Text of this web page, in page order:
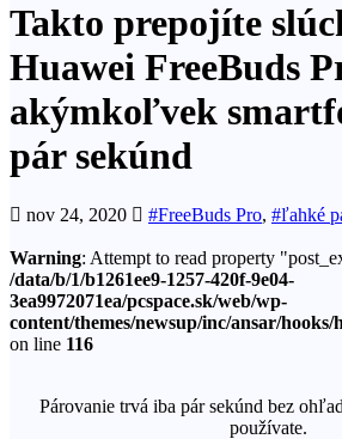
Takto prepojíte
Huawei FreeBuds
akýmkoľvek
pár sekúnd
nov 24, 2020 #FreeBuds Pro, #ľahké
Warning: Attempt to read property
/data/b/1/b1261ee9-1257-420f-9e04-
3ea9972071ea/pcspace.sk/web/wp-
content/themes/newsup/inc/ansar/
on line 116
Párovanie trvá iba pár sekúnd bez
používate.